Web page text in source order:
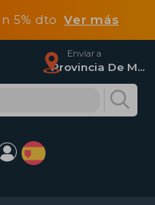
5% dtoVer más
Enviar a
Provincia De Madrid